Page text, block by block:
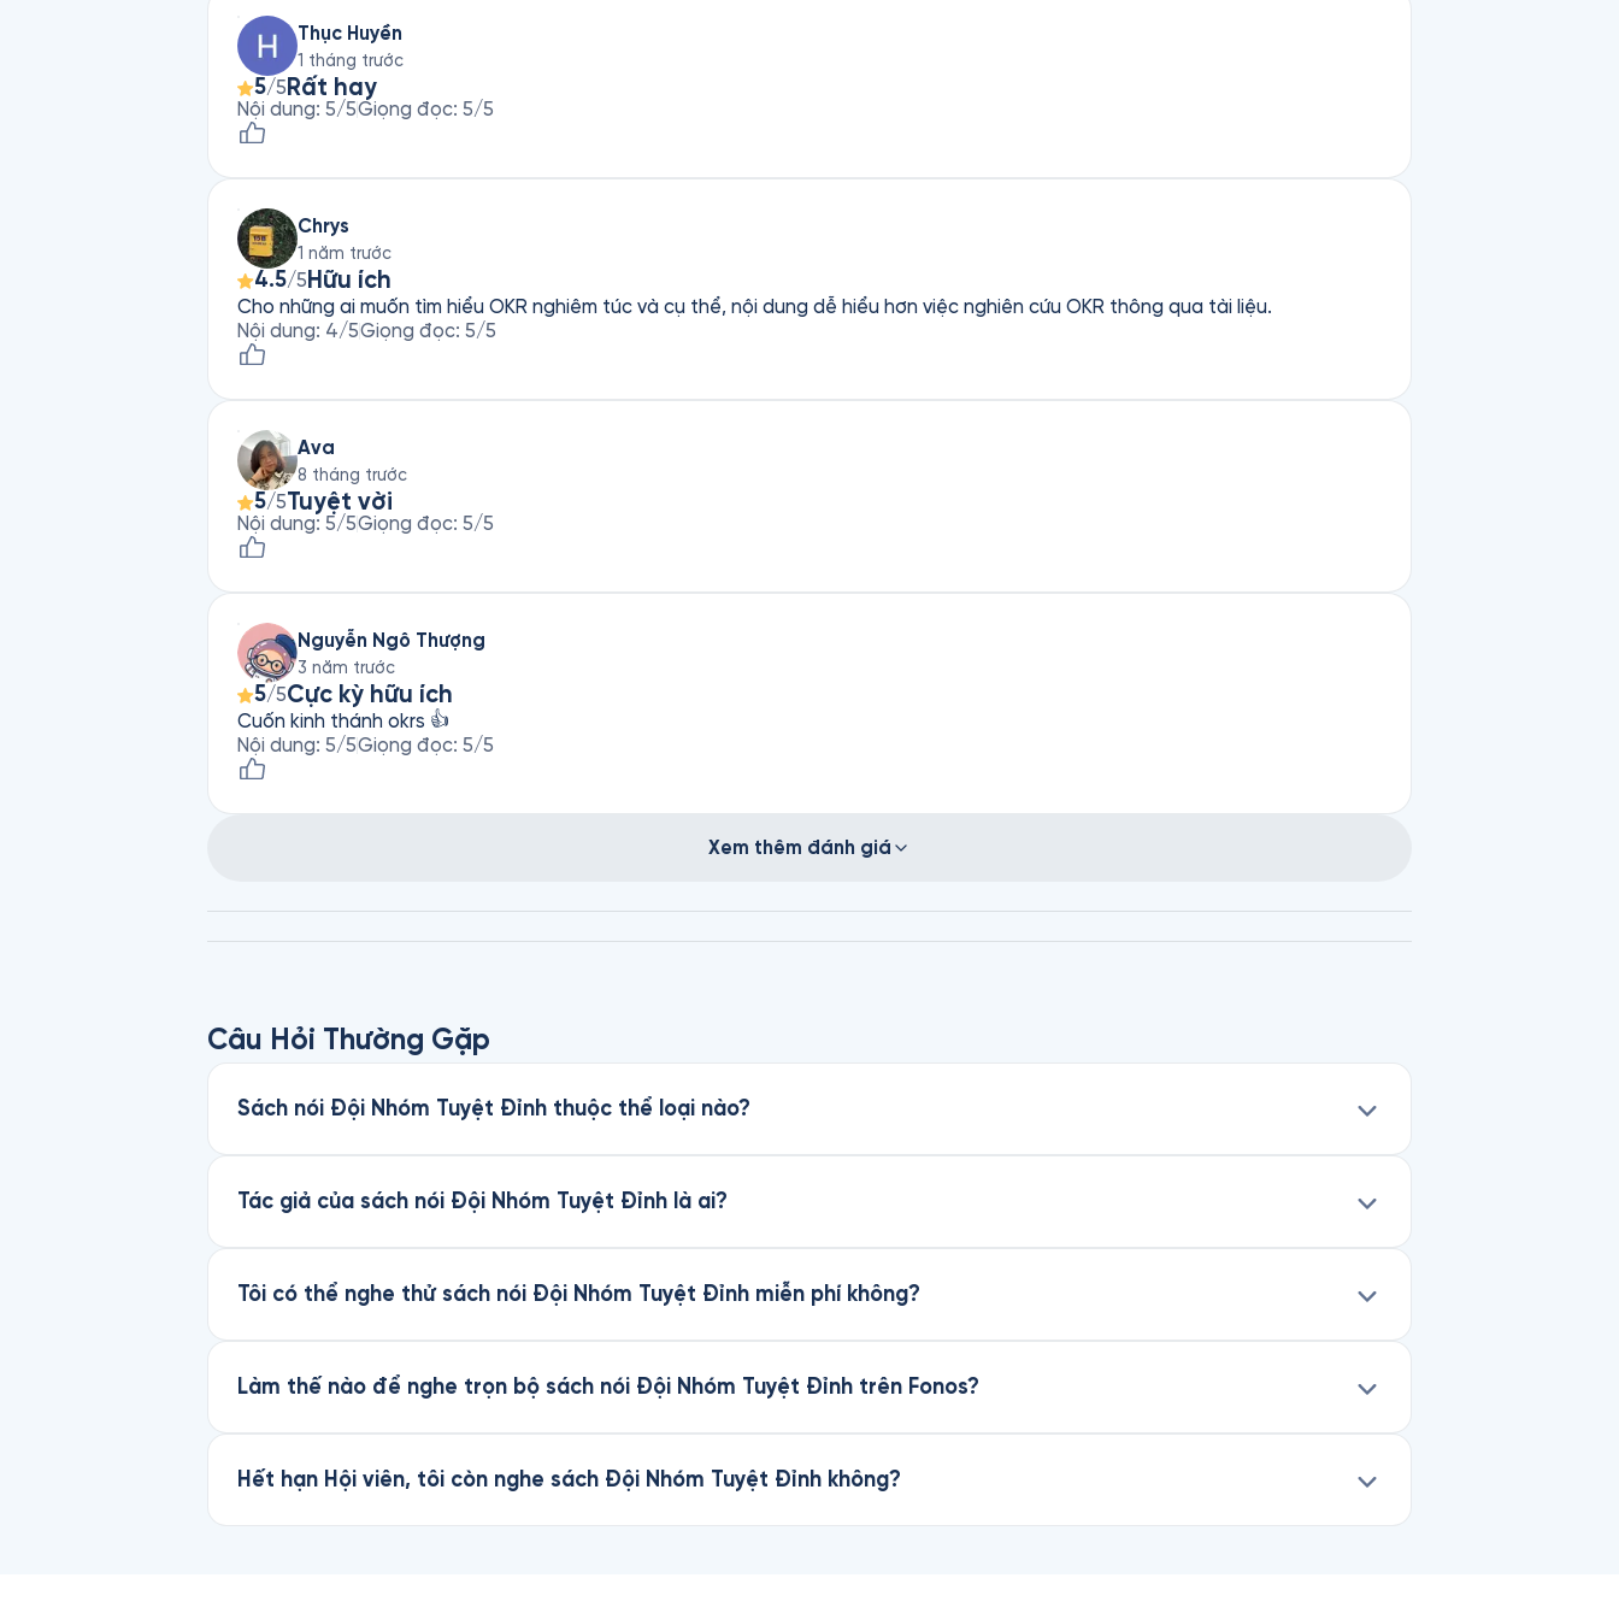
Thục Huyền
1 tháng trước
5/5 Rất hay
Nội dung: 5/5Giọng đọc: 5/5
Chrys
1 năm trước
4.5/5 Hữu ích
Cho những ai muốn tìm hiểu OKR nghiêm túc và cụ thể, nội dung dễ hiểu hơn việc nghiên cứu OKR thông qua tài liệu.
Nội dung: 4/5Giọng đọc: 5/5
Ava
8 tháng trước
5/5Tuyệt vời
Nội dung: 5/5Giọng đọc: 5/5
Nguyễn Ngô Thượng
3 năm trước
5/5Cực kỳ hữu ích
Cuốn kinh thánh okrs 👍
Nội dung: 5/5Giọng đọc: 5/5
Xem thêm đánh giá
Câu Hỏi Thường Gặp
Sách nói Đội Nhóm Tuyệt Đỉnh thuộc thể loại nào?
Tác giả của sách nói Đội Nhóm Tuyệt Đỉnh là ai?
Tôi có thể nghe thử sách nói Đội Nhóm Tuyệt Đỉnh miễn phí không?
Làm thế nào để nghe trọn bộ sách nói Đội Nhóm Tuyệt Đỉnh trên Fonos?
Hết hạn Hội viên, tôi còn nghe sách Đội Nhóm Tuyệt Đỉnh không?